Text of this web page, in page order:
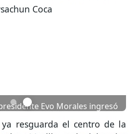
Evo Morales ingresó
de El Alto. Foto: Facebook
Radio Kawsachun Coca
resguarda el centro de la